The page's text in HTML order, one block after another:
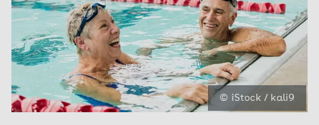
© iStock / kali9